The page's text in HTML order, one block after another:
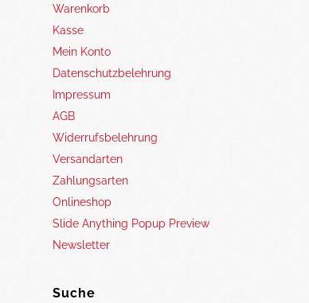
Warenkorb
Kasse
Mein Konto
Datenschutzbelehrung
Impressum
AGB
Widerrufsbelehrung
Versandarten
Zahlungsarten
Onlineshop
Slide Anything Popup Preview
Newsletter
Suche